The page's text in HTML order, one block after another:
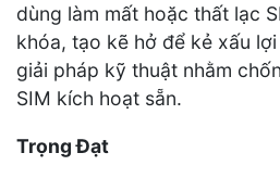
dùng làm mất hoặc thất lạc
khóa, tạo kẽ hở để kẻ xấu
giải pháp kỹ thuật nhằm
SIM kích hoạt sẵn.
Trọng Đạt